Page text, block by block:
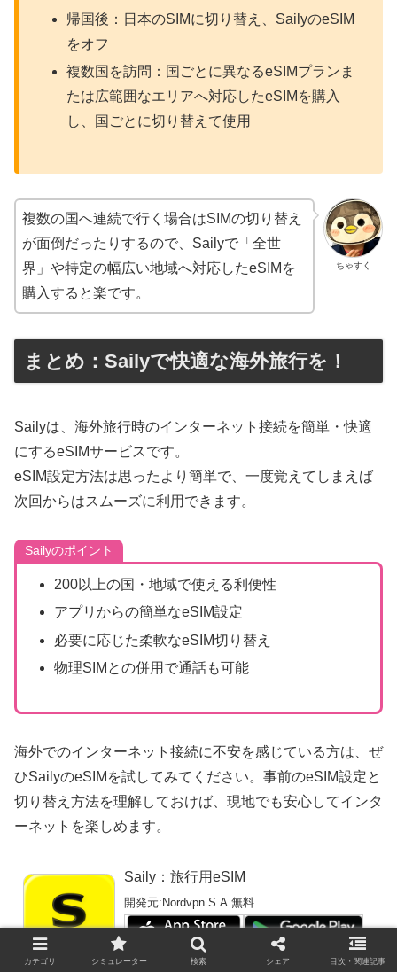
帰国後：日本のSIMに切り替え、SailyのeSIM
をオフ
複数国を訪問：国ごとに異なるeSIMプランま
たは広範囲なエリアへ対応したeSIMを購入
し、国ごとに切り替えて使用
ちゃすく
複数の国へ連続で行く場合はSIMの切り替え
が面倒だったりするので、Sailyで「全世
界」や特定の幅広い地域へ対応したeSIMを
購入すると楽です。
まとめ：Sailyで快適な海外旅行を！
Sailyは、海外旅行時のインターネット接続を簡単・快適
にするeSIMサービスです。
eSIM設定方法は思ったより簡単で、一度覚えてしまえば
次回からはスムーズに利用できます。
Sailyのポイント
200以上の国・地域で使える利便性
アプリからの簡単なeSIM設定
必要に応じた柔軟なeSIM切り替え
物理SIMとの併用で通話も可能
海外でのインターネット接続に不安を感じている方は、ぜ
ひSailyのeSIMを試してみてください。事前のeSIM設定と
切り替え方法を理解しておけば、現地でも安心してインタ
ーネットを楽しめます。
Saily：旅行用eSIM
開発元:Nordvpn S.A. 無料
カテゴリ シミュレーター 検索 シェア 目次・関連記事